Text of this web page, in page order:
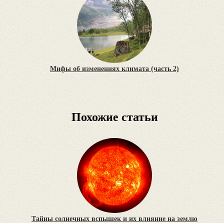
Мифы об изменениях климата (часть 2)
Похожие статьи
Тайны солнечных вспышек и их влияние на землю